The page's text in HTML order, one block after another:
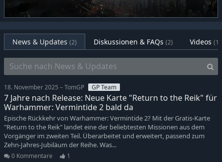
News & Updates (2) Diskussionen & FAQs (2) Videos (1)
18. November 2025 – TomGP GP Team
7 Jahre nach Release: Neue Karte "Return to the Reik" für
Warhammer: Vermintide 2 bald da
Epische Rückkehr von Warhammer: Vermintide 2? Mit der Gratis-Karte
"Return to the Reik" landet eine der beliebtesten Missionen aus dem
Vorgänger im zweiten Teil. Überarbeitet und erweitert, passend zum
Zehn-Jahres-Jubiläum der Reihe. Was...
0 Kommentare 1